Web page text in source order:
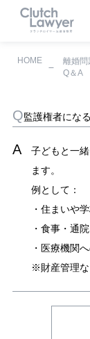
HOME
離婚問
Q＆A
監護権者にな
子どもと一
ます。
例として：
・住まいや
・食事・通
・医療機関
※財産管理な